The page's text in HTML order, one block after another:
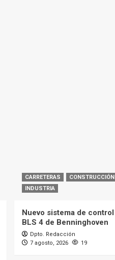
CARRETERAS
CONSTRUCCIÓN
INDUSTRIA
Nuevo sistema de control
BLS 4 de Benninghoven
Dpto. Redacción
7 agosto, 2026
19